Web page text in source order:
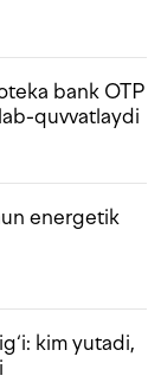
bank OTP
quvvatlaydi
energetik
kim yutadi,